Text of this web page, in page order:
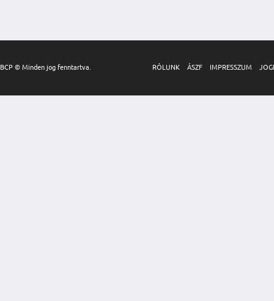
BCP © Minden jog fenntartva. RÓLUNK ÁSZF IMPRESSZUM